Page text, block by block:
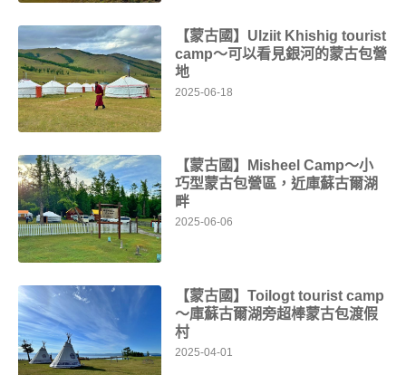
【蒙古國】Ulziit Khishig tourist
camp～可以看見銀河的蒙古包營
地
2025-06-18
【蒙古國】Misheel Camp～小
巧型蒙古包營區，近庫蘇古爾湖
畔
2025-06-06
【蒙古國】Toilogt tourist camp
～庫蘇古爾湖旁超棒蒙古包渡假
村
2025-04-01